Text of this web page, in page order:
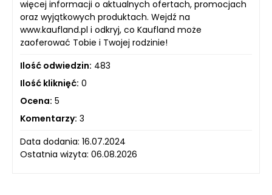
więcej informacji o aktualnych ofertach, promocjach
oraz wyjątkowych produktach. Wejdź na
www.kaufland.pl i odkryj, co Kaufland może
zaoferować Tobie i Twojej rodzinie!
Ilość odwiedzin: 483
Ilość kliknięć: 0
Ocena: 5
Komentarzy: 3
Data dodania: 16.07.2024
Ostatnia wizyta: 06.08.2026